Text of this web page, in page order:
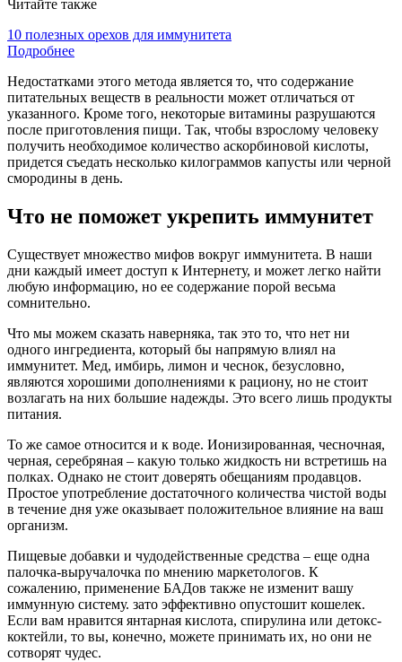
Читайте также
10 полезных орехов для иммунитета
Подробнее
Недостатками этого метода является то, что содержание
питательных веществ в реальности может отличаться от
указанного. Кроме того, некоторые витамины разрушаются
после приготовления пищи. Так, чтобы взрослому человеку
получить необходимое количество аскорбиновой кислоты,
придется съедать несколько килограммов капусты или черной
смородины в день.
Что не поможет укрепить иммунитет
Существует множество мифов вокруг иммунитета. В наши
дни каждый имеет доступ к Интернету, и может легко найти
любую информацию, но ее содержание порой весьма
сомнительно.
Что мы можем сказать наверняка, так это то, что нет ни
одного ингредиента, который бы напрямую влиял на
иммунитет. Мед, имбирь, лимон и чеснок, безусловно,
являются хорошими дополнениями к рациону, но не стоит
возлагать на них большие надежды. Это всего лишь продукты
питания.
То же самое относится и к воде. Ионизированная, чесночная,
черная, серебряная – какую только жидкость ни встретишь на
полках. Однако не стоит доверять обещаниям продавцов.
Простое употребление достаточного количества чистой воды
в течение дня уже оказывает положительное влияние на ваш
организм.
Пищевые добавки и чудодейственные средства – еще одна
палочка-выручалочка по мнению маркетологов. К
сожалению, применение БАДов также не изменит вашу
иммунную систему. зато эффективно опустошит кошелек.
Если вам нравится янтарная кислота, спирулина или детокс-
коктейли, то вы, конечно, можете принимать их, но они не
сотворят чудес.